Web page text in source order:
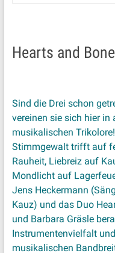
Hearts and
Sind die Drei schon
vereinen sie sich hier in
musikalischen Trikolore!
Stimmgewalt trifft auf
Rauheit, Liebreiz auf
Mondlicht auf
Jens Heckermann
Kauz) und das Duo
und Barbara Gräsle
Instrumentenvielfalt
musikalischen